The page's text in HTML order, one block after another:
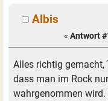
Albis
« Antwort
Alles richtig gemacht,
dass man im Rock
wahrgenommen